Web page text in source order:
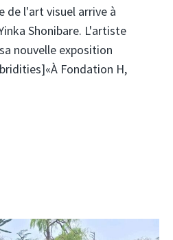
de l'art visuel arrive à
Shonibare. L'artiste
nouvelle exposition
Fondation H,